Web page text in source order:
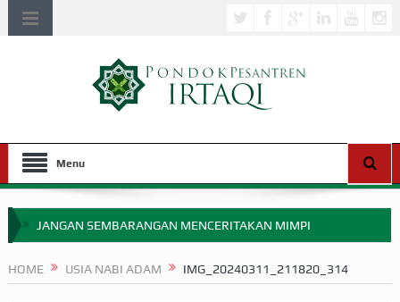
Menu
JANGAN SEMBARANGAN MENCERITAKAN MIMPI
HOME USIA NABI ADAM IMG_20240311_211820_314